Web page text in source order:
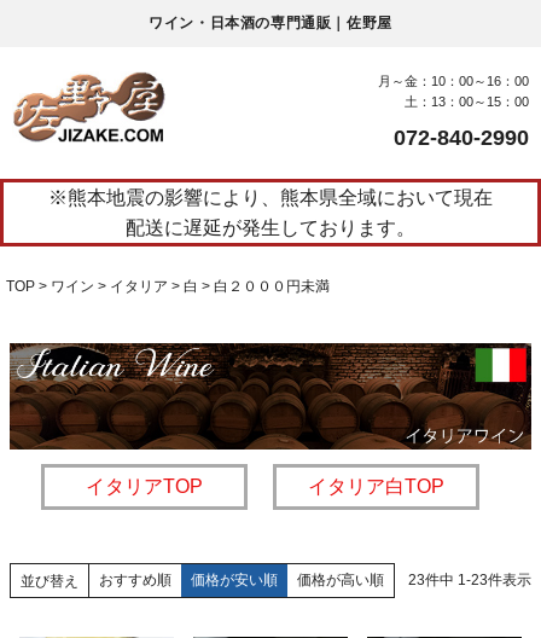
ワイン・日本酒の専門通販｜佐野屋
月～金：10：00～16：00
土：13：00～15：00
072-840-2990
※熊本地震の影響により、熊本県全域において現在
配送に遅延が発生しております。
TOP ワイン イタリア 白 白２０００円未満
イタリアTOP イタリア白TOP
並び替え おすすめ順 価格が安い順 価格が高い順 23件中 1-23件表示